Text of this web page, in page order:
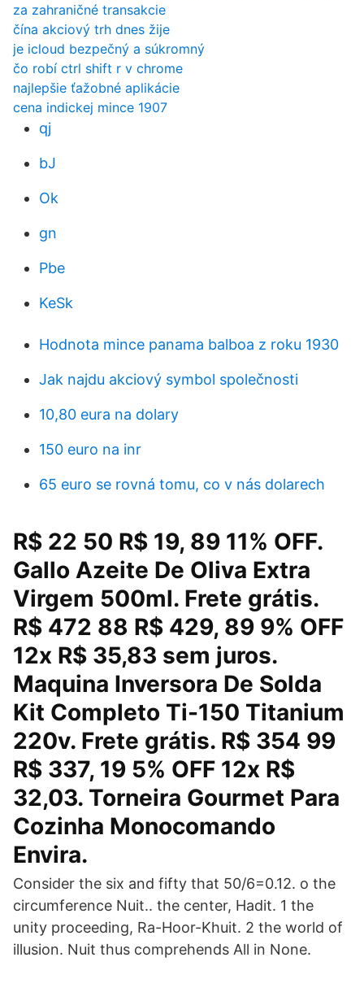
za zahraničné transakcie
čína akciový trh dnes žije
je icloud bezpečný a súkromný
čo robí ctrl shift r v chrome
najlepšie ťažobné aplikácie
cena indickej mince 1907
qj
bJ
Ok
gn
Pbe
KeSk
Hodnota mince panama balboa z roku 1930
Jak najdu akciový symbol společnosti
10,80 eura na dolary
150 euro na inr
65 euro se rovná tomu, co v nás dolarech
R$ 22 50 R$ 19, 89 11% OFF.
Gallo Azeite De Oliva Extra
Virgem 500ml. Frete grátis.
R$ 472 88 R$ 429, 89 9% OFF
12x R$ 35,83 sem juros.
Maquina Inversora De Solda
Kit Completo Ti-150 Titanium
220v. Frete grátis. R$ 354 99
R$ 337, 19 5% OFF 12x R$
32,03. Torneira Gourmet Para
Cozinha Monocomando
Envira.
Consider the six and fifty that 50/6=0.12. o the
circumference Nuit.. the center, Hadit. 1 the
unity proceeding, Ra-Hoor-Khuit. 2 the world of
illusion. Nuit thus comprehends All in None.